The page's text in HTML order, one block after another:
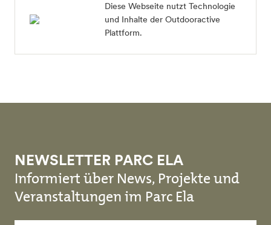
Diese Webseite nutzt Technologie
und Inhalte der Outdooractive
Plattform.
NEWSLETTER PARC ELA
Informiert über News, Projekte und
Veranstaltungen im Parc Ela